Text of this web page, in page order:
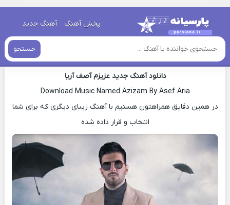
پخش آهنگ آهنگ جدید
جستجو
خانه » دانلود آهنگ جدید
اهنگ آصف آریا عزیزم جدید
دانلود آهنگ جدید عزیزم آصف آریا
Download Music Named Azizam By Asef Aria
در همین دقایق همراهتون هستیم با آهنگ زیبای دیگری که برای شما
انتخاب و قرار داده شده